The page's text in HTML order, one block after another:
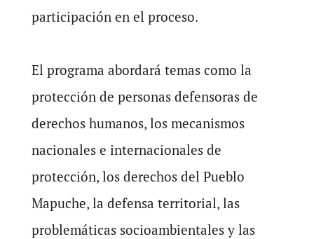
participación en el proceso.
El programa abordará temas como la
protección de personas defensoras de
derechos humanos, los mecanismos
nacionales e internacionales de
protección, los derechos del Pueblo
Mapuche, la defensa territorial, las
problemáticas socioambientales y las